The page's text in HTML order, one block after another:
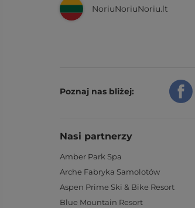
NoriuNoriuNoriu.lt
Poznaj nas bliżej:
Nasi partnerzy
Amber Park Spa
Arche Fabryka Samolotów
Aspen Prime Ski & Bike Resort
Blue Mountain Resort